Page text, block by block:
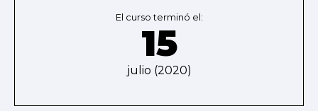
El curso terminó el:
15
julio (2020)